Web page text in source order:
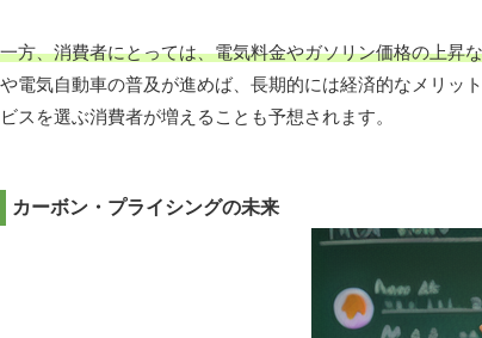
一方、消費者にとっては、電気料金やガソリン価格の上昇
や電気自動車の普及が進めば、長期的には経済的なメリッ
ビスを選ぶ消費者が増えることも予想されます。
カーボン・プライシングの未来